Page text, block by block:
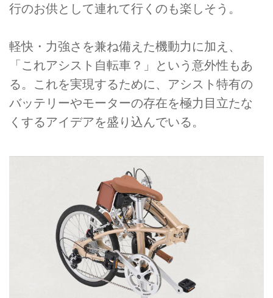
行のお供として連れて行くのも楽しそう。
軽快・力強さを兼ね備えた機動力に加え、
「これアシスト自転車？」という意外性もあ
る。これを実現するために、アシスト特有の
バッテリーやモーターの存在を極力目立たな
くするアイデアを盛り込んでいる。